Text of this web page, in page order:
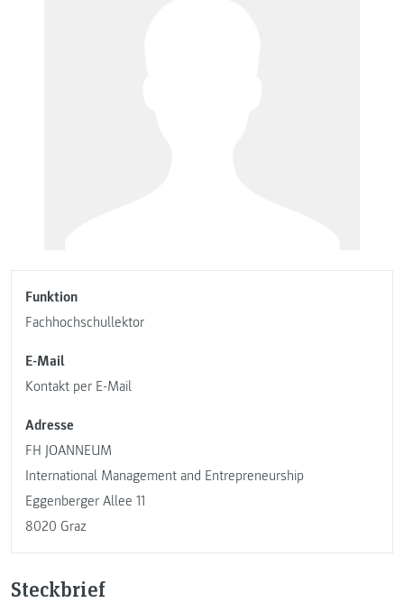
Funktion
Fachhochschullektor
E-Mail
Kontakt per E-Mail
Adresse
FH JOANNEUM
International Management and Entrepreneurship
Eggenberger Allee 11
8020 Graz
Steckbrief